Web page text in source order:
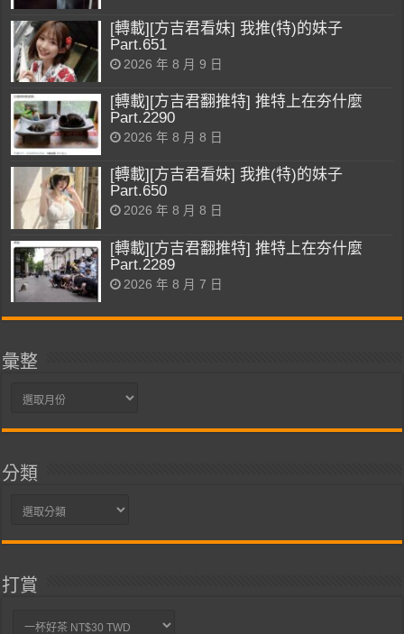
[轉載][方吉君看妹] 我推(特)的妹子
Part.651
2026 年 8 月 9 日
[轉載][方吉君翻推特] 推特上在夯什麼
Part.2290
2026 年 8 月 8 日
[轉載][方吉君看妹] 我推(特)的妹子
Part.650
2026 年 8 月 8 日
[轉載][方吉君翻推特] 推特上在夯什麼
Part.2289
2026 年 8 月 7 日
彙整
彙
分類
分
打賞